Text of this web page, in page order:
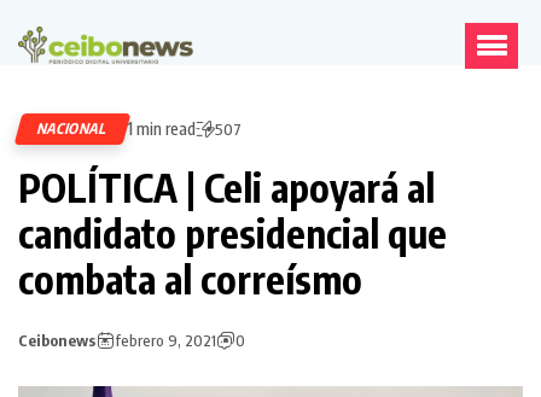
NACIONAL 1 min read 507
POLÍTICA | Celi apoyará al
candidato presidencial que
combata al correísmo
Ceibonews febrero 9, 2021 0